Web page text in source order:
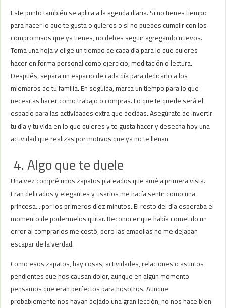
Este punto también se aplica a la agenda diaria. Si no tienes tiempo
para hacer lo que te gusta o quieres o si no puedes cumplir con los
compromisos que ya tienes, no debes seguir agregando nuevos.
Toma una hoja y elige un tiempo de cada día para lo que quieres
hacer en forma personal como ejercicio, meditación o lectura.
Después, separa un espacio de cada día para dedicarlo a los
miembros de tu familia. En seguida, marca un tiempo para lo que
necesitas hacer como trabajo o compras. Lo que te quede será el
espacio para las actividades extra que decidas. Asegúrate de invertir
tu día y tu vida en lo que quieres y te gusta hacer y desecha hoy una
actividad que realizas por motivos que ya no te llenan.
4. Algo que te duele
Una vez compré unos zapatos plateados que amé a primera vista.
Eran delicados y elegantes y usarlos me hacía sentir como una
princesa… por los primeros diez minutos. El resto del día esperaba el
momento de podermelos quitar. Reconocer que había cometido un
error al comprarlos me costó, pero las ampollas no me dejaban
escapar de la verdad.
Como esos zapatos, hay cosas, actividades, relaciones o asuntos
pendientes que nos causan dolor, aunque en algún momento
pensamos que eran perfectos para nosotros. Aunque
probablemente nos hayan dejado una gran lección, no nos hace bien